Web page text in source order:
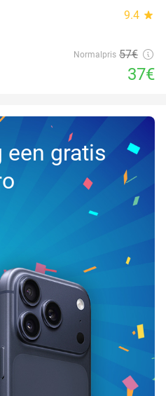
9.4 star
Normalpris 57€
37€
een gratis